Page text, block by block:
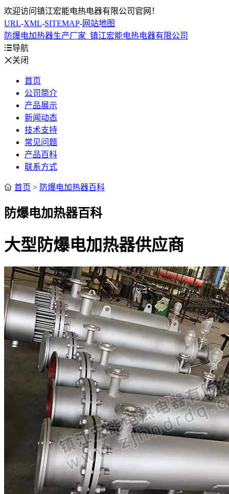
欢迎访问镇江宏能电热电器有限公司官网！
URL-XML-SITEMAP-网站地图
防爆电加热器生产厂家_镇江宏能电热电器有限公司
导航
关闭
首页
公司简介
产品展示
新闻动态
技术支持
常见问题
产品百科
联系方式
 首页 > 防爆电加热器百科
防爆电加热器百科
大型防爆电加热器供应商